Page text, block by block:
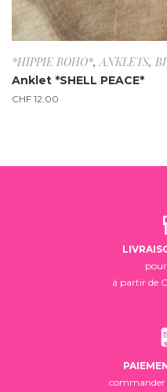
*HIPPIE BOHO*,ANKLETS,
Anklet *SHELL PEACE*
CHF 12.00
pour
à partir de
commander